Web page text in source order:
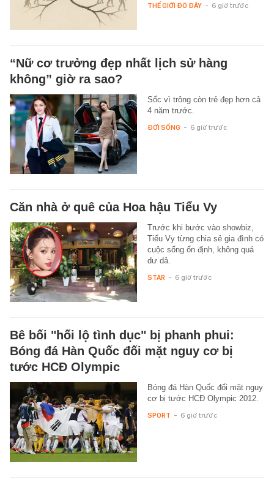
THẾ GIỚI ĐÓ ĐÂY - 6 giờ trước
“Nữ cơ trưởng đẹp nhất lịch sử hàng
không” giờ ra sao?
Sốc vì trông còn trẻ đẹp hơn cả
4 năm trước.
ĐỜI SỐNG - 6 giờ trước
Căn nhà ở quê của Hoa hậu Tiểu Vy
Trước khi bước vào showbiz,
Tiểu Vy từng chia sẻ gia đình có
cuộc sống ổn định, không quá
dư dả.
STAR - 6 giờ trước
Bê bối "hối lộ tình dục" bị phanh phui:
Bóng đá Hàn Quốc đối mặt nguy cơ bị
tước HCĐ Olympic
Bóng đá Hàn Quốc đối mặt nguy
cơ bị tước HCĐ Olympic 2012.
SPORT - 6 giờ trước